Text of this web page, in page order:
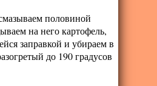
половиной
на него картофель,
заправкой и убираем в
до 190 градусов